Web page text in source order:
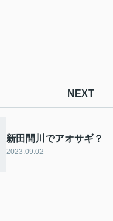
NEXT
新田間川でアオサギ？
2023.09.02